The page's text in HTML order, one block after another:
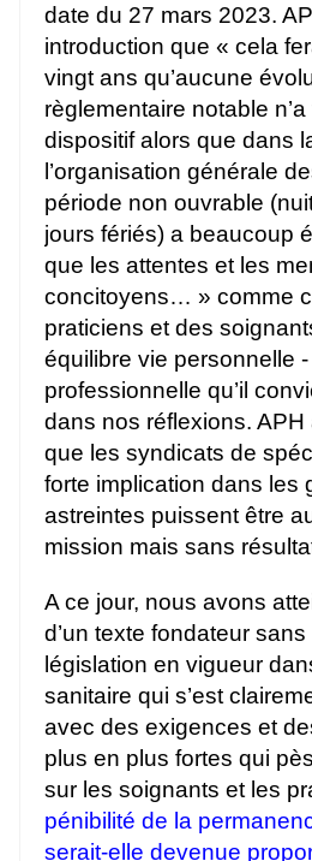
date du 27 mars 2023.
introduction que « cela
vingt ans qu’aucune
règlementaire notable
dispositif alors que dans
l’organisation générale
période non ouvrable
jours fériés) a beaucoup
que les attentes et les
concitoyens… » comme
praticiens et des
équilibre vie personnelle
professionnelle qu’il
dans nos réflexions.
que les syndicats de
forte implication dans les
astreintes puissent être
mission mais sans
A ce jour, nous avons
d’un texte fondateur
législation en vigueur
sanitaire qui s’est
avec des exigences et
plus en plus fortes qui
sur les soignants et les
pénibilité de la
serait-elle devenue